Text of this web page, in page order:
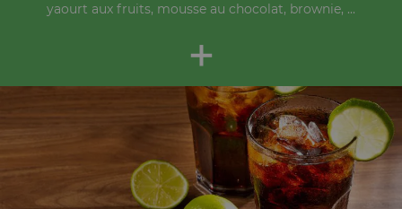
yaourt aux fruits, mousse au chocolat, brownie, ...
+